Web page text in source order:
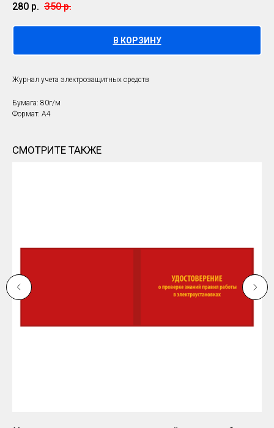
280 р. 350 р.
В КОРЗИНУ
Журнал учета электрозащитных средств
Бумага: 80г/м
Формат: А4
СМОТРИТЕ ТАКЖЕ